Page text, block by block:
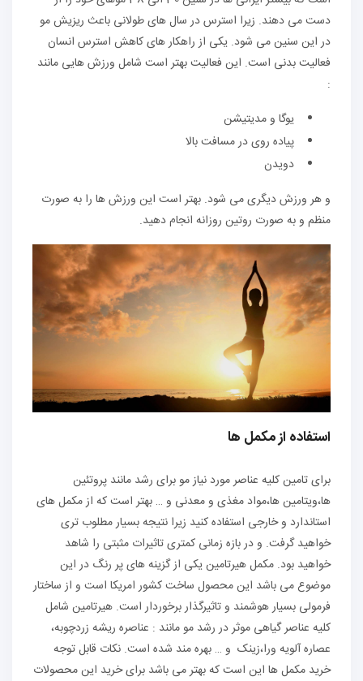
دست می دهند. زیرا استرس در سال های طولانی باعث ریزیش مو
در این سنین می شود. یکی از راهکار های کاهش استرس انسان
فعالیت بدنی است. این فعالیت بهتر است شامل ورزش هایی مانند
:
یوگا و مدیتیشن
پیاده روی در مسافت بالا
دویدن
و هر ورزش دیگری می شود. بهتر است این ورزش ها را به صورت
منظم و به صورت روتین روزانه انجام دهید.
استفاده از مکمل ها
برای تامین کلیه عناصر مورد نیاز مو برای رشد مانند پروتئین
ها،ویتامین ها،مواد مغذی و معدنی و … بهتر است که از مکمل های
استاندارد و خارجی استفاده کنید زیرا نتیجه بسیار مطلوب تری
خواهید گرفت. و در بازه زمانی کمتری تاثیرات مثبتی را شاهد
خواهید بود. مکمل هیرتامین یکی از گزینه های پر رنگ در این
موضوع می باشد این محصول ساخت کشور امریکا است و از ساختار
فرمولی بسیار هوشمند و تاثیرگذار برخوردار است. هیرتامین شامل
کلیه عناصر گیاهی موثر در رشد مو مانند : عناصره ریشه زردچوبه،
عصاره آلویه ورا،زینک و … بهره مند شده است. نکات قابل توجه
خرید مکمل ها این است که بهتر می باشد برای خرید این محصولات